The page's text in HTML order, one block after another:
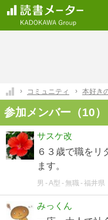
コミュニティ 本好き
参加メンバー（10）
サスケ改
６３歳で職をリ
ます。
男 A型 無職 福井県
みっくん